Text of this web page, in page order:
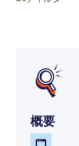
概要